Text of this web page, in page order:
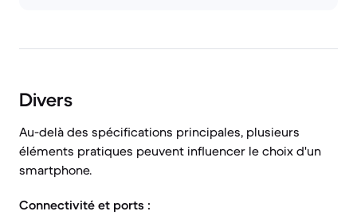
Divers
Au-delà des spécifications principales, plusieurs
éléments pratiques peuvent influencer le choix d'un
smartphone.
Connectivité et ports :